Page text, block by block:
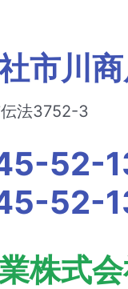
市川
法3752-3
52-
52-
株式